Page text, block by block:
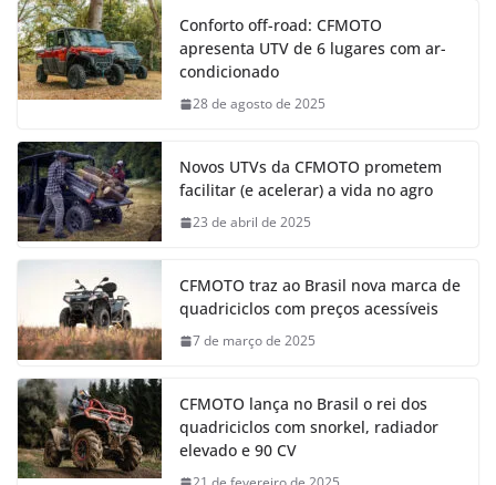
Conforto off-road: CFMOTO
apresenta UTV de 6 lugares com ar-
condicionado
28 de agosto de 2025
Novos UTVs da CFMOTO prometem
facilitar (e acelerar) a vida no agro
23 de abril de 2025
CFMOTO traz ao Brasil nova marca de
quadriciclos com preços acessíveis
7 de março de 2025
CFMOTO lança no Brasil o rei dos
quadriciclos com snorkel, radiador
elevado e 90 CV